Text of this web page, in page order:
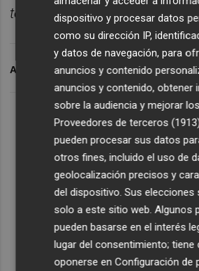
Lo Más Escuchado
Suscríbete al
Whatsapp
Siempre al día de las
¡Quiero
todo de noche.
ARCHIVADO EN ÚLTIMA FILA
dispositivo y procesar datos
como su dirección IP,
y datos de navegación, para
anuncios y contenido
anuncios y contenido, obtener
sobre la audiencia y mejorar
Proveedores de terceros
pueden procesar sus datos
otros fines, incluido el uso de
geolocalización precisos y
del dispositivo. Sus elecciones
solo a este sitio web. Algunos
pueden basarse en el interés
lugar del consentimiento; tiene
oponerse enConfiguración de